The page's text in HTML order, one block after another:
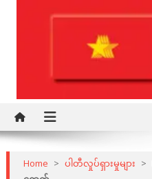
DPNS
Home > ပါတီလှုပ်ရှားမှုများ >